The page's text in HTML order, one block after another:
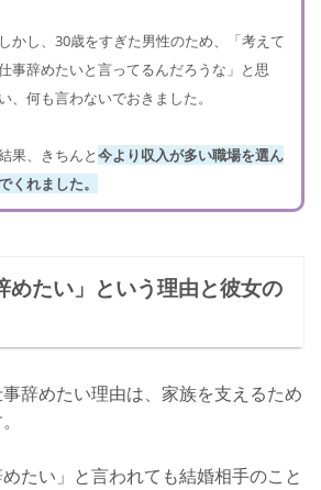
しかし、30歳をすぎた男性のため、「考えて
事辞めたいと言ってるんだろうな」と思
い、何も言わないでおきました。
果、きちんと今より収入が多い職場を選ん
くれました。
めたい」という理由と彼女の
辞めたい理由は、家族を支えるため
たい」と言われても結婚相手のこと